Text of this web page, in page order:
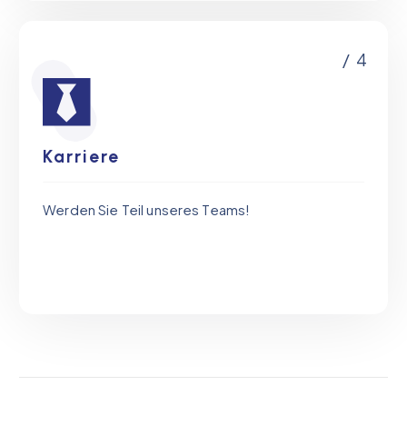
/ 4
Karriere
Werden Sie Teil unseres Teams!